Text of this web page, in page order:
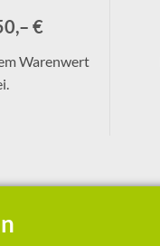
€
Warenwert